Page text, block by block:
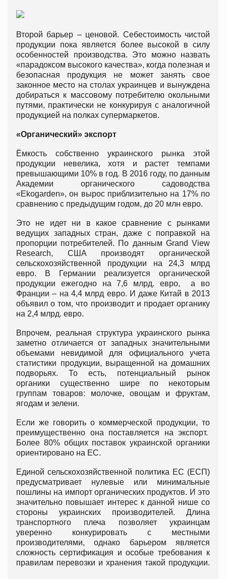
Второй барьер – ценовой. Себестоимость чистой
продукции пока является более высокой в силу
особенностей производства. Это можно назвать
«парадоксом высокого качества», когда полезная и
безопасная продукция не может занять свое
законное место на столах украинцев и вынуждена
добираться к массовому потребителю окольными
путями, практически не конкурируя с аналогичной
продукцией на полках супермаркетов.
«Органический» экспорт
Ёмкость собственно украинского рынка этой
продукции невелика, хотя и растет темпами
превышающими 10% в год. В 2016 году, по данным
Академии органического садоводства
«Ekogarden», он вырос приблизительно на 17% по
сравнению с предыдущим годом, до 20 млн евро.
Это не идет ни в какое сравнение с рынками
ведущих западных стран, даже с поправкой на
пропорции потребителей. По данным Grand View
Research, США производят органической
сельскохозяйственной продукции на 24,3 млрд
евро. В Германии реализуется органической
продукции ежегодно на 7,6 млрд. евро, а во
Франции – на 4,4 млрд евро. И даже Китай в 2013
объявил о том, что производит и продает органику
на 2,4 млрд. евро.
Впрочем, реальная структура украинского рынка
заметно отличается от западных значительными
объемами невидимой для официального учета
статистики продукции, выращенной на домашних
подворьях. То есть, потенциальный рынок
органики существенно шире по некоторым
группам товаров: молочке, овощам и фруктам,
ягодам и зелени.
Если же говорить о коммерческой продукции, то
преимущественно она поставляется на экспорт.
Более 80% общих поставок украинской органики
ориентировано на ЕС.
Единой сельскохозяйственной политика ЕС (ЕСП)
предусматривает нулевые или минимальные
пошлины на импорт органических продуктов. И это
значительно повышает интерес к данной нише со
стороны украинских производителей. Длина
транспортного плеча позволяет украинцам
уверенно конкурировать с местными
производителями, однако барьером является
сложность сертификация и особые требования к
правилам перевозки и хранения такой продукции.